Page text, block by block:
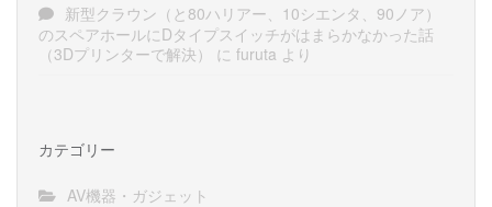
新型クラウン（と80ハリアー、10シエンタ、90ノア）
のスペアホールにDタイプスイッチがはまらかなかった話
（3Dプリンターで解決）
に furuta より
カテゴリー
AV機器・ガジェット